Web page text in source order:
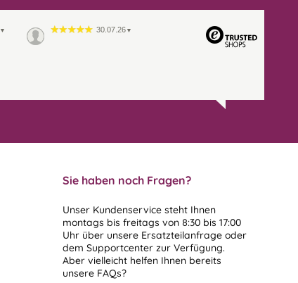
▼ 30.07.26 ▼
Sie haben noch Fragen?
Unser Kundenservice steht Ihnen
montags bis freitags von 8:30 bis 17:00
Uhr über unsere Ersatzteilanfrage oder
dem Supportcenter zur Verfügung.
Aber vielleicht helfen Ihnen bereits
unsere FAQs?